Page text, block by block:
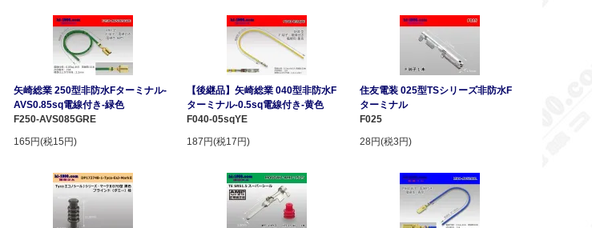
矢崎総業 250型非防水Fターミナル-
AVS0.85sq電線付き-緑色
F250-AVS085GRE
165円(税15円)
【後継品】矢崎総業 040型非防水F
ターミナル-0.5sq電線付き-黄色
F040-05sqYE
187円(税17円)
住友電装 025型TSシリーズ非防水F
ターミナル
F025
28円(税3円)